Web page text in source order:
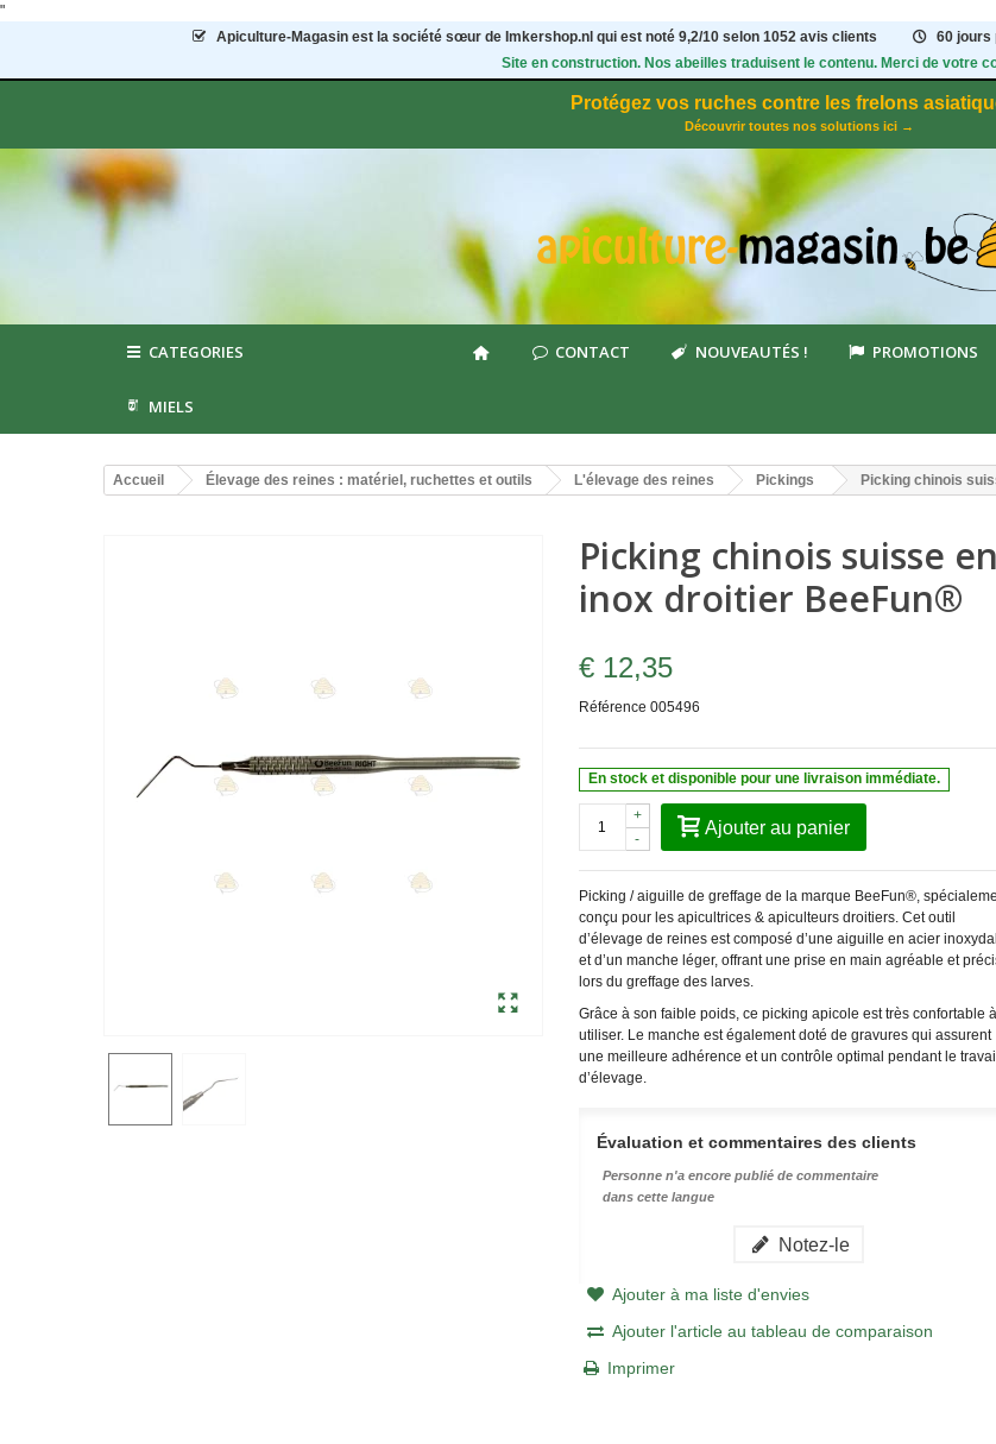
"
Apiculture-Magasin est la société sœur de Imkershop.nl qui est noté 9,2/10 selon 1052avis clients 60 jours
Site en construction. Nos abeilles traduisent le contenu. Merci de votre
Protégez vos ruches contre les frelons
Découvrir toutes nos solutions ici →
CATEGORIES CONTACT NOUVEAUTÉS ! PROMOTIONS
MIELS
Accueil Élevage des reines : matériel, ruchettes et outils L'élevage des reines Pickings Picking chinois
Picking chinois suisse en
inox droitier BeeFun®
€ 12,35
Référence 005496
En stock et disponible pour une livraison immédiate.
-
+
Ajouter au panier
Picking / aiguille de greffage de la marque BeeFun®,
conçu pour les apicultrices & apiculteurs droitiers. Cet outil
d’élevage de reines est composé d’une aiguille en acier
et d’un manche léger, offrant une prise en main agréable et
lors du greffage des larves.
Grâce à son faible poids, ce picking apicole est très confortable à
utiliser. Le manche est également doté de gravures qui assurent
une meilleure adhérence et un contrôle optimal pendant le travail
d’élevage.
Évaluation et commentaires des clients
Personne n'a encore publié de commentaire
dans cette langue
Notez-le
Ajouter à ma liste d'envies
Ajouter l'article au tableau de comparaison
Imprimer